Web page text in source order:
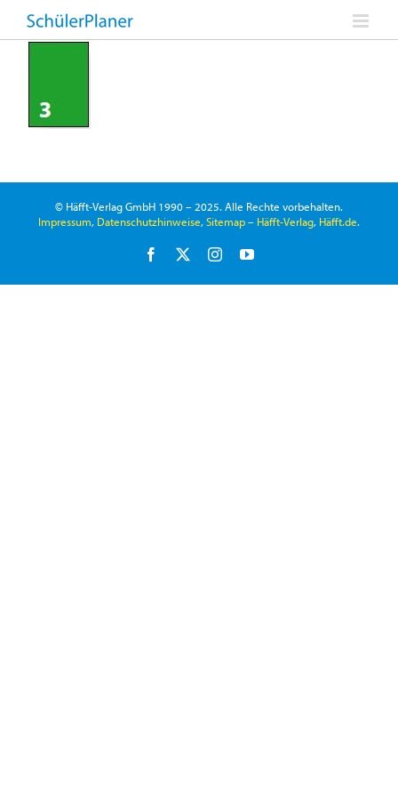
Zum
Inhalt
© Häfft-Verlag GmbH 1990 – 2025. Alle Rechte vorbehalten.
Impressum, Datenschutzhinweise,Sitemap– Häfft-Verlag, Häfft.de.
Facebook InstagramYouTube